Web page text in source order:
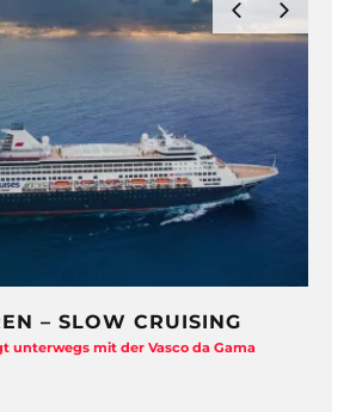
– SLOW CRUISING
unterwegs mit der Vasco da Gama